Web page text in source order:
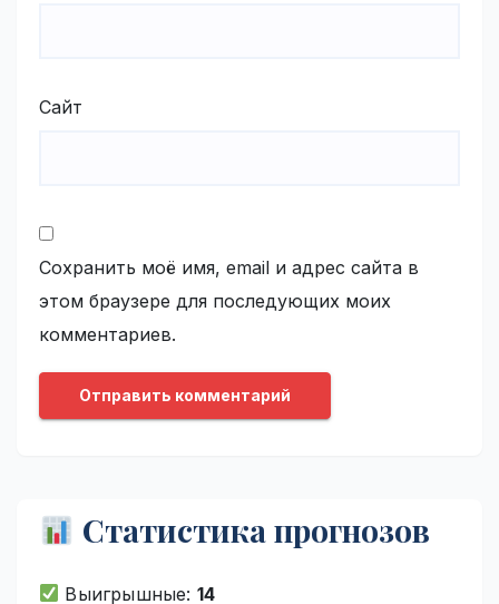
Сайт
Сохранить моё имя, email и адрес сайта в
этом браузере для последующих моих
комментариев.
Статистика прогнозов
Выигрышные: 14